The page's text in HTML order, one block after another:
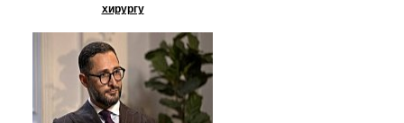
хирургу